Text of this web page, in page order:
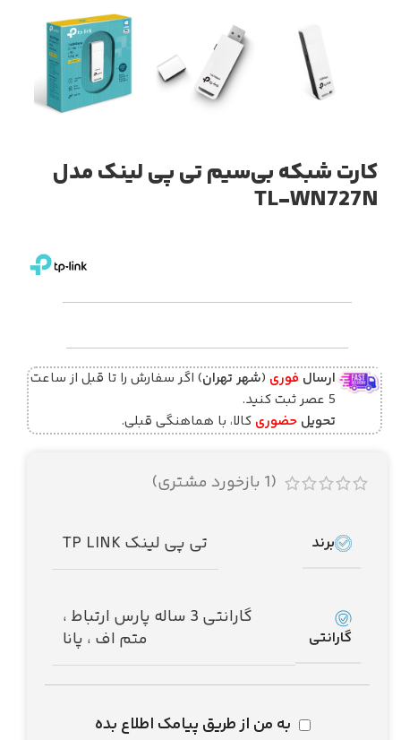
کارت شبکه بی‌سیم تی پی لینک مدل
TL-WN727N
ارسال فوری (شهر تهران) اگر سفارش را تا قبل از ساعت
5 عصر ثبت کنید.
تحویل حضوری کالا، با هماهنگی قبلی.
(
1 بازخورد مشتری)
برند تی پی لینک TP LINK
گارانتی
گارانتی 3 ساله پارس ارتباط ،
متم اف ، پانا
به من از طریق پیامک اطلاع بده